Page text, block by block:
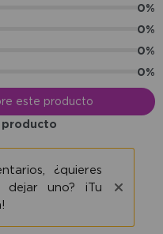
0%
0%
0%
0%
este producto
producto
¿quieres
uno? ¡Tu